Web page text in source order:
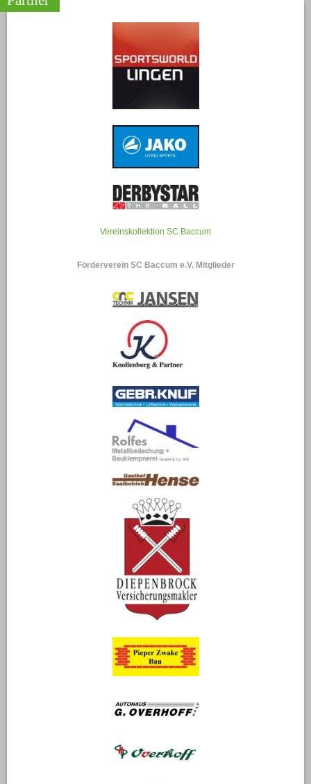
Vereinskollektion SC Baccum
Förderverein SC Baccum e.V. Mitglieder